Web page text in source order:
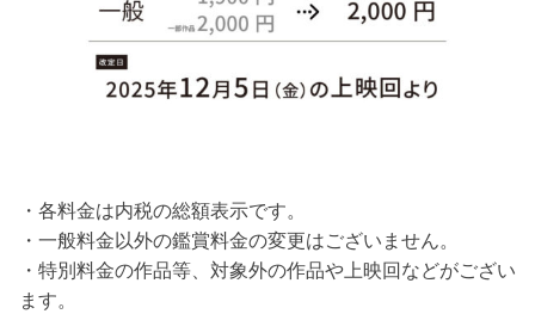
・各料金は内税の総額表示です。
・一般料金以外の鑑賞料金の変更はございません。
・特別料金の作品等、対象外の作品や上映回などがござい
ます。